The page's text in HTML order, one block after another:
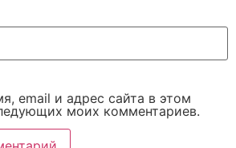
email и адрес сайта в этом
моих комментариев.